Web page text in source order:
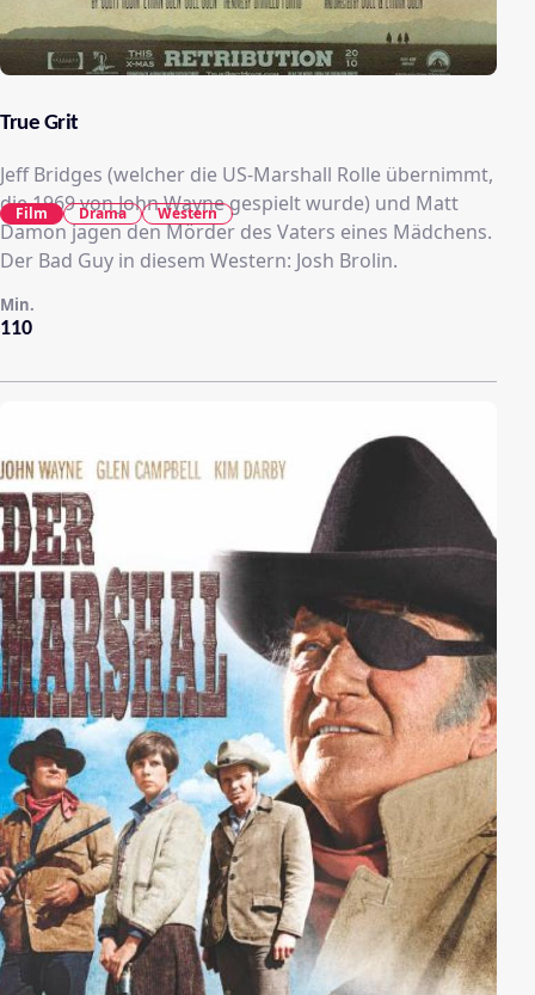
True Grit
Jeff Bridges (welcher die US-Marshall Rolle übernimmt,
die 1969 von John Wayne gespielt wurde) und Matt
Damon jagen den Mörder des Vaters eines Mädchens.
Der Bad Guy in diesem Western: Josh Brolin.
110
Min.
Film Drama Western